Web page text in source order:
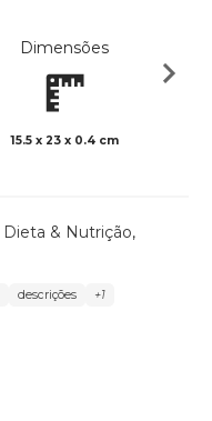
Dimensões
15.5 x 23 x 0.4 cm
Dieta & Nutrição,
descrições +1